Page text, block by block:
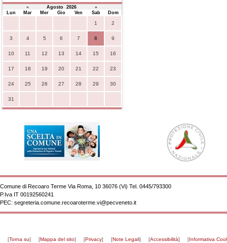
« Agosto 2026
»
Lun
Mar Mer Gio Ven Sab
Dom
1
2
3 4 5 6 7 8 9
10 11 12 13 14 15 16
17 18 19 20 21 22 23
24 25 26 27 28 29 30
31
Comune di Recoaro Terme Via Roma, 10 36076 (Vi) Tel. 0445/793300
P.Iva IT 00192560241
PEC: segreteria.comune.recoaroterme.vi@pecveneto.it
[Torna su] [Mappa del sito] [Privacy] [Note Legali] [Accessibilità] [Informativa